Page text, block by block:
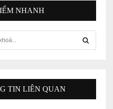
NHANH
E
A
TIN LIÊN QUAN